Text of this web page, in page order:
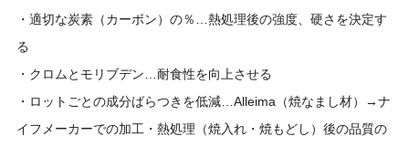
・適切な炭素（カーボン）の％…熱処理後の強度、硬さを決定す
る
・クロムとモリブデン…耐食性を向上させる
・ロットごとの成分ばらつきを低減…Alleima（焼なまし材）→ナ
イフメーカーでの加工・熱処理（焼入れ・焼もどし）後の品質の